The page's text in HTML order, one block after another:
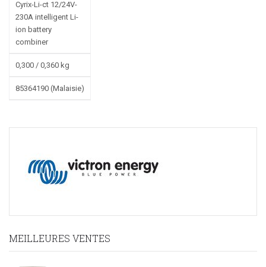
Cyrix-Li-ct 12/24V-
230A intelligent Li-
ion battery
combiner
0,300 / 0,360 kg
85364190 (Malaisie)
MEILLEURES VENTES